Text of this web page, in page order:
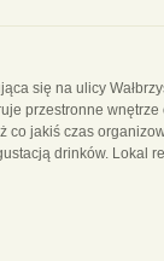
się na ulicy
przestronne
jakiś czas
drinków. Lokal